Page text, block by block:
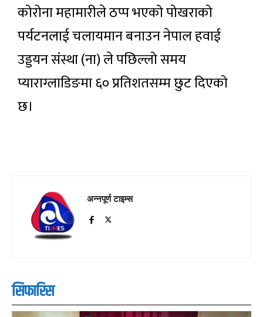
कोरोना महामारीले ठप्प भएको पोखराको
पर्यटनलाई चलायमान बनाउन नेपाल हवाई
उड्डयन संस्था (ना) ले पछिल्लो समय
प्याराग्लाडिङमा ६० प्रतिशतसम्म छुट दिएको
छ।
अन्नपूर्ण टाइम्स
सिफारिस